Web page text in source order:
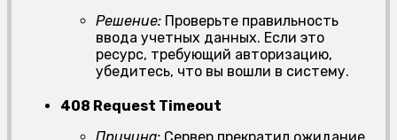
Решение: Проверьте правильность
ввода учетных данных. Если это
ресурс, требующий авторизацию,
убедитесь, что вы вошли в систему.
408 Request Timeout